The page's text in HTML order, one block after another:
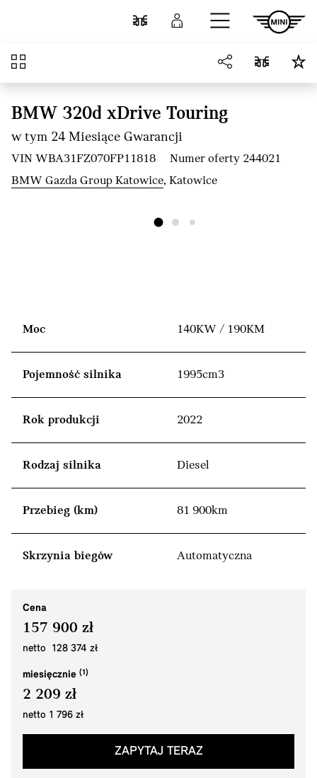
Przejdź do głównej treści
Porównaj Zaloguj się
Przegląd
BMW 320d xDrive Touring
w tym 24 Miesiące Gwarancji
VIN WBA31FZ070FP11818
Numer oferty 244021
BMW Gazda Group Katowice, Katowice
Moc 140KW / 190KM
Pojemność silnika 1995cm3
Rok produkcji 2022
Rodzaj silnika Diesel
Przebieg (km) 81 900km
Skrzynia biegów Automatyczna
Cena
157 900 zł
netto 128 374 zł
miesięcznie
2 209 zł
netto 1 796 zł
ZAPYTAJ TERAZ